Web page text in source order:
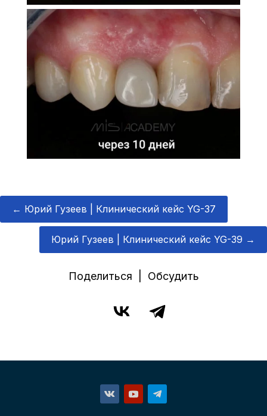
← Юрий Гузеев | Клинический кейс YG-37
Юрий Гузеев | Клинический кейс YG-39 →
Поделиться | Обсудить